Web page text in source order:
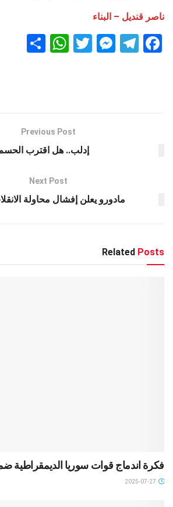
ناصر قنديل – البناء
F
T
M
T
W
p
p
Previous Post
إدلب.. هل اقترب
Next Post
مادورو يعلن إفشال محاولة
Related Posts
فكرة اندماج قوات سوريا